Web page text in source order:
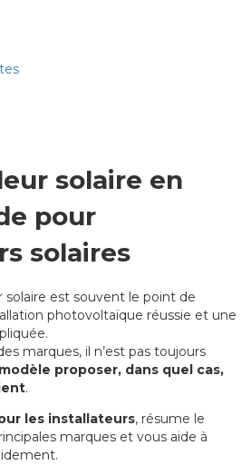
solaire en
pour
solaires
solaire est souvent le point de
photovoltaïque réussie et une
marques, il n’est pas toujours
proposer, dans quel cas,
.
les installateurs, résume le
marques et vous aide à